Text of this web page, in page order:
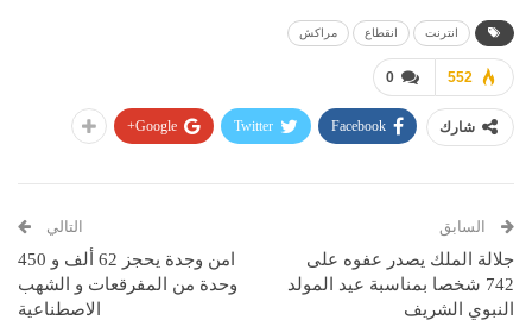
انترنت انقطاع مراكش
0 552
شارك Facebook
Twitter
Google+
السابق
جلالة الملك يصدر عفوه على
742 شخصا بمناسبة عيد المولد
النبوي الشريف
التالي
امن وجدة يحجز 62 ألف و 450
وحدة من المفرقعات و الشهب
الاصطناعية